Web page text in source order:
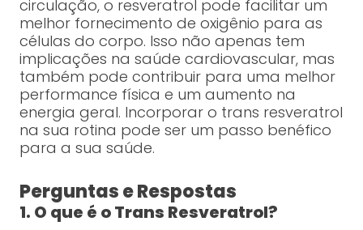
circulação, o resveratrol pode facilitar um
melhor fornecimento de oxigênio para as
células do corpo. Isso não apenas tem
implicações na saúde cardiovascular, mas
também pode contribuir para uma melhor
performance física e um aumento na
energia geral. Incorporar o trans resveratrol
na sua rotina pode ser um passo benéfico
para a sua saúde.
Perguntas e Respostas
1. O que é o Trans Resveratrol?